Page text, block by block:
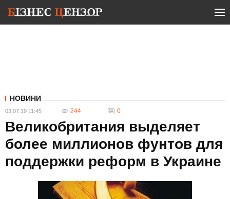
НОВИНИ
03.07.19 11:45 244 0
Великобритания выделяет
более миллионов фунтов для
поддержки реформ в Украине